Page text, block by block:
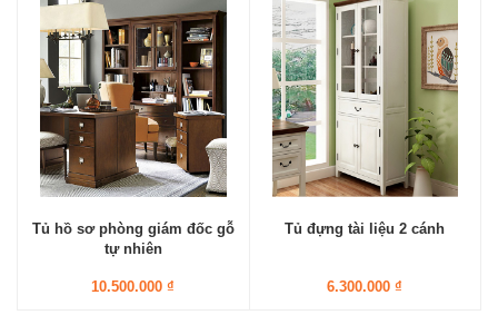
Tủ hồ sơ phòng giám đốc gỗ
tự nhiên
10.500.000 ₫
Tủ đựng tài liệu 2 cánh
6.300.000 ₫